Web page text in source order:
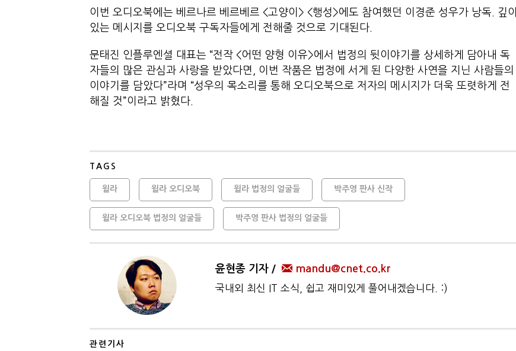
이번 오디오북에는 베르나르 베르베르 <고양이> <행성>에도 참여했던 이경준 성우가 낭독. 깊이
있는 메시지를 오디오북 구독자들에게 전해줄 것으로 기대된다.
문태진 인플루엔셜 대표는 “전작 <어떤 양형 이유>에서 법정의 뒷이야기를 상세하게 담아내 독
자들의 많은 관심과 사랑을 받았다면, 이번 작품은 법정에 서게 된 다양한 사연을 지닌 사람들의
이야기를 담았다”라며 “성우의 목소리를 통해 오디오북으로 저자의 메시지가 더욱 또렷하게 전
해질 것”이라고 밝혔다.
TAGS
윌라 윌라 오디오북 윌라 법정의 얼굴들 박주영 판사 신작
윌라 오디오북 법정의 얼굴들 박주영 판사 법정의 얼굴들
윤현종 기자 mandu@cnet.co.kr
국내외 최신 IT 소식, 쉽고 재미있게 풀어내겠습니다. :)
관련기사